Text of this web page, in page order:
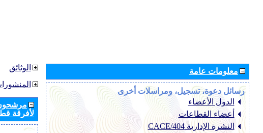
الوثائق
لأفرقة
معلومات عامة
رسائل دعوة، تسجيل، ومراسلات أخرى
الدول الأعضاء
أعضاء القطاعات
النشرة الإدارية CACE/404